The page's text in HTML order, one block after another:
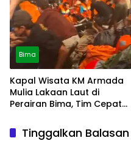
Bima
Kapal Wisata KM Armada
Mulia Lakaan Laut di
Perairan Bima, Tim Cepat
Tinggalkan Balasan